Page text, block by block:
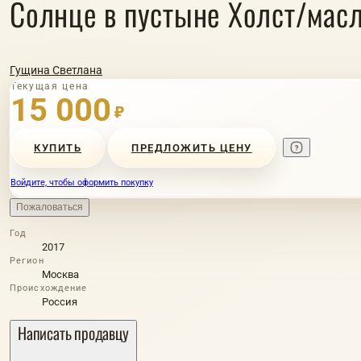
Солнце в пустыне Холст/
Гущина Светлана
Текущая цена
15 000 ₽
КУПИТЬ ПРЕДЛОЖИТЬ ЦЕНУ
Войдите, чтобы оформить покупку
Пожаловаться
Год
2017
Регион
Москва
Происхождение
Россия
Написать продавцу